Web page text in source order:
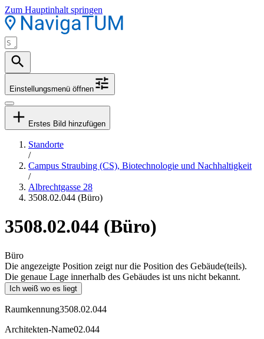
Zum Hauptinhalt springen
Einstellungsmenü öffnen
Erstes Bild hinzufügen
Standorte
/
Campus Straubing (CS), Biotechnologie und Nachhaltigkeit
/
Albrechtgasse 28
3508.02.044 (Büro)
3508.02.044 (Büro)
Büro
Die angezeigte Position zeigt nur die Position des Gebäude(teils).
Die genaue Lage innerhalb des Gebäudes ist uns nicht bekannt.
Ich weiß wo es liegt
Raumkennung3508.02.044
Architekten-Name02.044